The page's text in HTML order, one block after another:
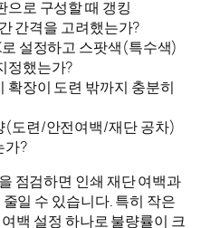
으로 구성할 때 갱킹
간격을 고려했는가?
설정하고 스팟색(특수색)
정했는가?
확장이 도련 밖까지 충분히
(도련/안전여백/재단 공차)
가?
점검하면 인쇄 재단 여백과
일 수 있습니다. 특히 작은
백 설정 하나로 불량률이 크